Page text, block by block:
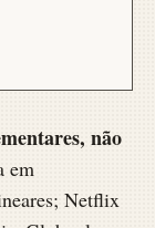
não
em
Netflix